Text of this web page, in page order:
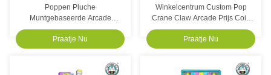
Poppen Pluche
Muntgebaseerde Arcade
Spellen Klauw Kraan Spel
Machine Prijs Spel Machine
Praatje Nu
Winkelcentrum Custom Pop
Crane Claw Arcade Prijs Coin
Operated Entertainment
Machine
Praatje Nu